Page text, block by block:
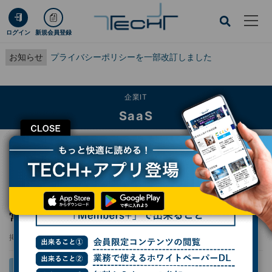
ログイン 新規会員登録
お知らせ プライバシーポリシーを一部改訂しました
CLOSE
企業IT
SaaS
TECH+ 企業IT
SaaS
日立システムズ、AIを活用した水道設備の異常検知サービス提供
日立システムズ、AIを活用した水道設備の異
常検知サービス提供
掲載日 2025/05/20 13:41